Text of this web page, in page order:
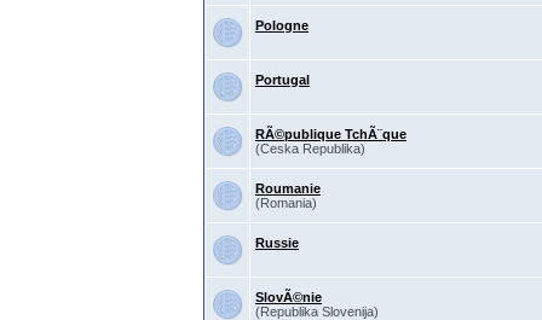
Pologne
Portugal
RÃ©publique TchÃ¨que
(Ceska Republika)
Roumanie
(Romania)
Russie
SlovÃ©nie
(Republika Slovenija)